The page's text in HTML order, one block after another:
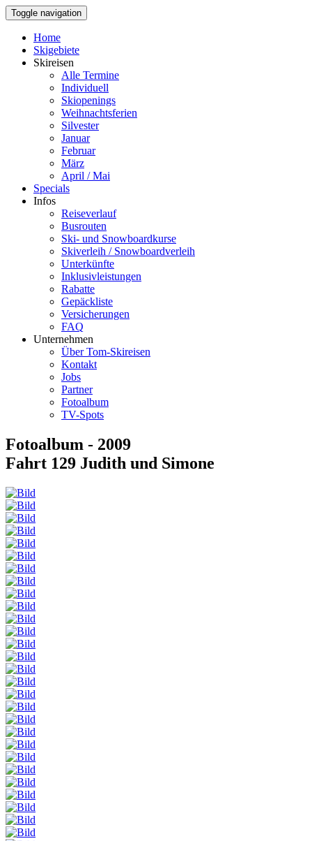
Toggle navigation
Home
Skigebiete
Skireisen
Alle Termine
Individuell
Skiopenings
Weihnachtsferien
Silvester
Januar
Februar
März
April / Mai
Specials
Infos
Reiseverlauf
Busrouten
Ski- und Snowboardkurse
Skiverleih / Snowboardverleih
Unterkünfte
Inklusivleistungen
Rabatte
Gepäckliste
Versicherungen
FAQ
Unternehmen
Über Tom-Skireisen
Kontakt
Jobs
Partner
Fotoalbum
TV-Spots
Fotoalbum - 2009
Fahrt 129 Judith und Simone